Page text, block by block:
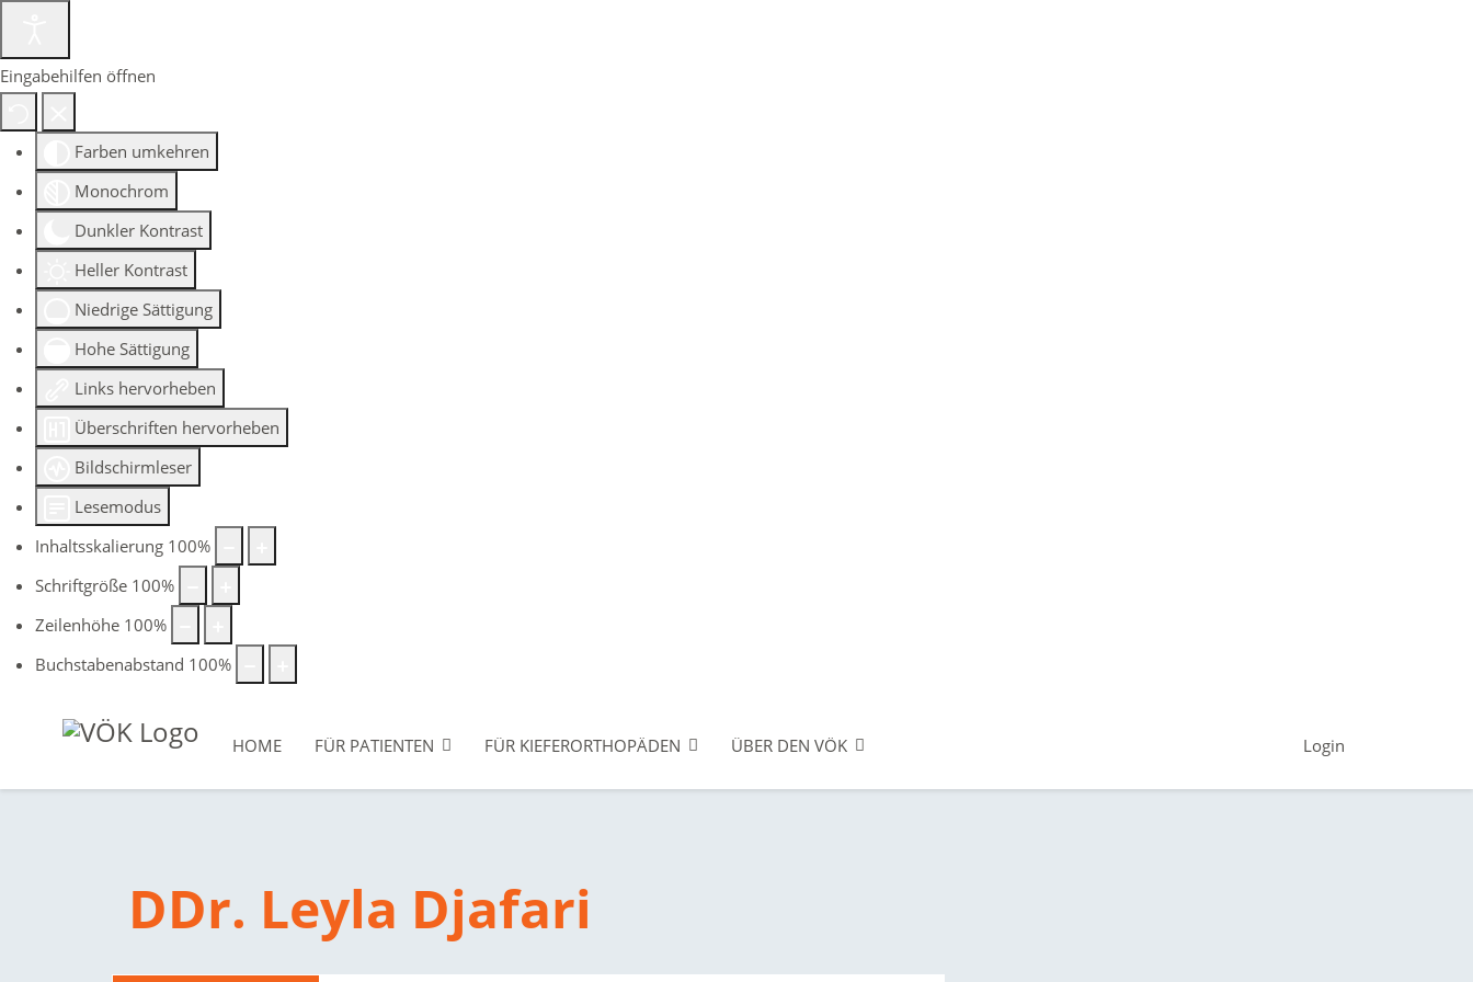
Eingabehilfen öffnen
Farben umkehren
Monochrom
Dunkler Kontrast
Heller Kontrast
Niedrige Sättigung
Hohe Sättigung
Links hervorheben
Überschriften hervorheben
Bildschirmleser
Lesemodus
Inhaltsskalierung 100%
Schriftgröße 100%
Zeilenhöhe 100%
Buchstabenabstand 100%
HOME FÜR PATIENTEN FÜR KIEFERORTHOPÄDEN ÜBER DEN VÖK Login
DDr. Leyla Djafari